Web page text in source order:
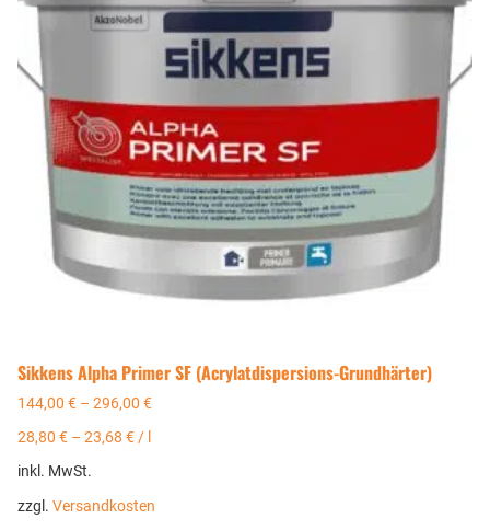
Sikkens Alpha Primer SF (Acrylatdispersions-Grundhärter)
144,00 € – 296,00 €
28,80 € – 23,68 € /
inkl. MwSt.
zzgl. Versandkosten